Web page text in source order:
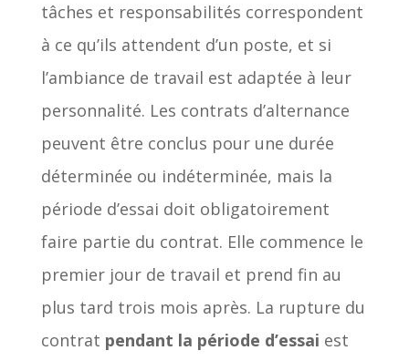
tâches et responsabilités correspondent
à ce qu’ils attendent d’un poste, et si
l’ambiance de travail est adaptée à leur
personnalité. Les contrats d’alternance
peuvent être conclus pour une durée
déterminée ou indéterminée, mais la
période d’essai doit obligatoirement
faire partie du contrat. Elle commence le
premier jour de travail et prend fin au
plus tard trois mois après. La rupture du
contrat pendant la période d’essai est